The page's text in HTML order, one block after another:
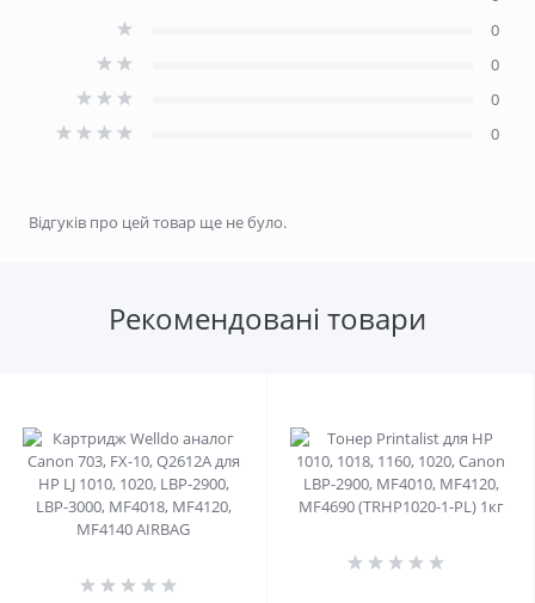
0
0
0
0
Відгуків про цей товар ще не було.
Рекомендовані товари